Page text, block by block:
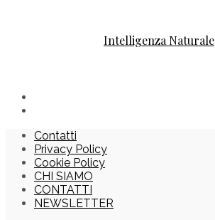
Intelligenza Naturale
Contatti
Privacy Policy
Cookie Policy
CHI SIAMO
CONTATTI
NEWSLETTER